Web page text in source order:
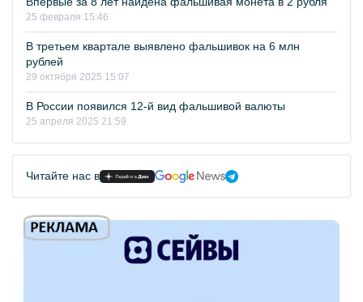
25 февраля 15:46
В третьем квартале выявлено фальшивок на 6 млн
рублей
29 октября 2025 15:07
В России появился 12-й вид фальшивой валюты
25 апреля 2025 21:59
Читайте нас в